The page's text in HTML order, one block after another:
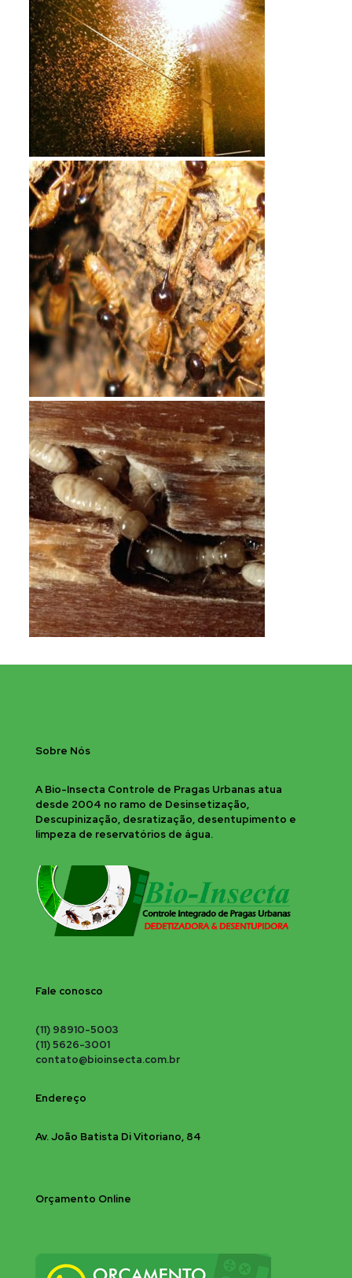
Sobre Nós
A Bio-Insecta Controle de Pragas Urbanas atua
desde 2004 no ramo de Desinsetização,
Descupinização, desratização, desentupimento e
limpeza de reservatórios de água.
Fale conosco
(11) 98910-5003
(11) 5626-3001
contato@bioinsecta.com.br
Endereço
Av. João Batista Di Vitoriano, 84
Orçamento Online